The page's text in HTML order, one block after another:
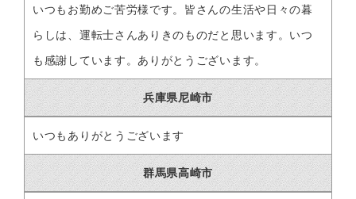
いつもお勤めご苦労様です。皆さんの生活や日々の暮
らしは、運転士さんありきのものだと思います。いつ
も感謝しています。ありがとうございます。
兵庫県尼崎市
いつもありがとうございます
群馬県高崎市